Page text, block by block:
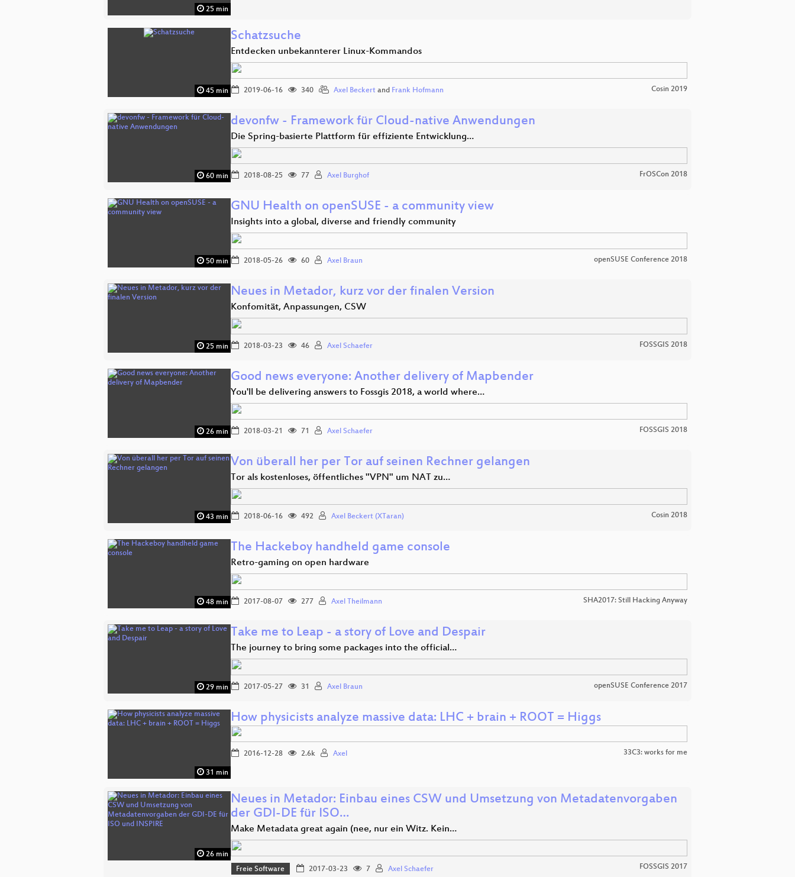
25 min
45 min
Schatzsuche
Entdecken unbekannterer Linux-Kommandos
2019-06-16 340 Axel Beckert and Frank Hofmann Cosin 2019
60 min
devonfw - Framework für Cloud-native Anwendungen
Die Spring-basierte Plattform für effiziente Entwicklung…
2018-08-25 77 Axel Burghof FrOSCon 2018
50 min
GNU Health on openSUSE - a community view
Insights into a global, diverse and friendly community
2018-05-26 60 Axel Braun openSUSE Conference 2018
25 min
Neues in Metador, kurz vor der finalen Version
Konfomität, Anpassungen, CSW
2018-03-23 46 Axel Schaefer FOSSGIS 2018
26 min
Good news everyone: Another delivery of Mapbender
You'll be delivering answers to Fossgis 2018, a world where…
2018-03-21 71 Axel Schaefer FOSSGIS 2018
43 min
Von überall her per Tor auf seinen Rechner gelangen
Tor als kostenloses, öffentliches "VPN" um NAT zu…
2018-06-16 492 Axel Beckert (XTaran) Cosin 2018
48 min
The Hackeboy handheld game console
Retro-gaming on open hardware
2017-08-07 277 Axel Theilmann SHA2017: Still Hacking Anyway
29 min
Take me to Leap - a story of Love and Despair
The journey to bring some packages into the official…
2017-05-27 31 Axel Braun openSUSE Conference 2017
31 min
How physicists analyze massive data: LHC + brain + ROOT = Higgs
2016-12-28 2.6k Axel 33C3: works for me
26 min
Neues in Metador: Einbau eines CSW und Umsetzung von Metadatenvorgaben
der GDI-DE für ISO…
Make Metadata great again (nee, nur ein Witz. Kein…
Freie Software 2017-03-23 7 Axel Schaefer FOSSGIS 2017